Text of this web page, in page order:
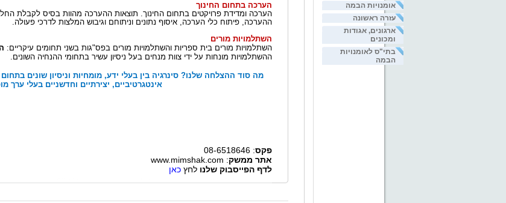
אומנויות הבמה
עזרה ראשונה
ארגונים, אגודות
ומכונים
בתי"ס לאומנויות
הבמה
הערכה בתחום החינוך
הערכה ומדידת פרויקטים בתחום החינוך. תוצאות ההערכה מהוות בסיס לקבלת
ההערכה, פיתוח כלי הערכה, איסוף נתונים וניתוחם וגיבוש המלצות לדרכי פעולה.
השתלמויות מורים
השתלמויות מורים בית ספריות והשתלמויות מורים בפס"גות בשני תחומים עיקריים:
ההשתלמויות מונחות על ידי צוות מנחים בעל ניסיון עשיר בתחומי ההנחיה השונים.
מה סוד ההצלחה שלנו? סינרגיה בין בעלי ידע, מומחיות וניסיון שונים
אינטגרטיביים, יצירתיים וחדשניים בעלי ערך
פקס: 08-6518646
אתר ממשק: www.mimshak.com
לדף הפייסבוק שלנולחץ כאן